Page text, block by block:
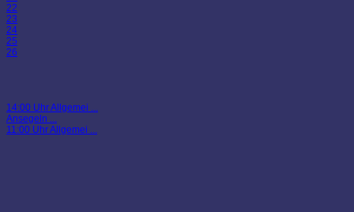
22
23
24
25
26
14:00 Uhr Allgemei ...
Ansegeln ...
11:00 Uhr Allgemei ...